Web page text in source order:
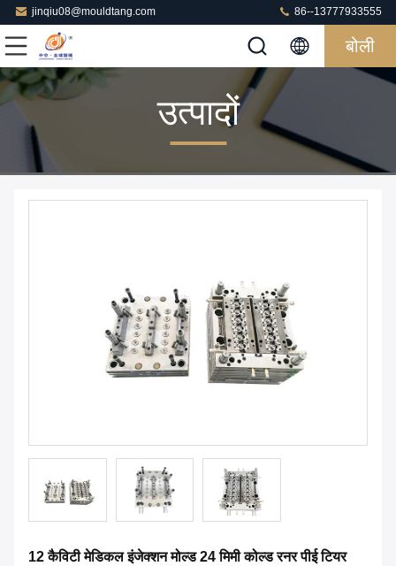
jinqiu08@mouldtang.com 86--13777933555
बोली
उत्पादों
12 कैविटी मेडिकल इंजेक्शन मोल्ड 24 मिमी कोल्ड रनर पीई टियर